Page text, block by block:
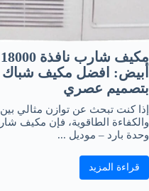
أبيض: افضل مكيف شباك
بتصميم عصري
إذا كنت تبحث عن توازن مثالي بين
وحدة بارد – موديل ...
قراءة المزيد